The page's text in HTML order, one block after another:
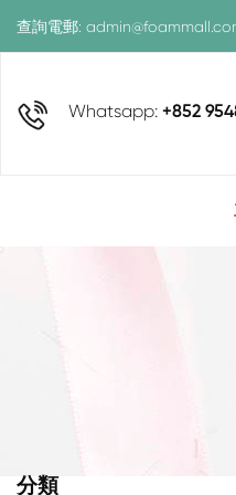
查詢電郵:
Whatsapp: +852
分類